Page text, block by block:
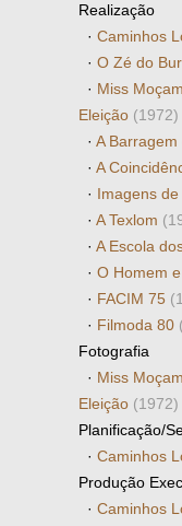
Realização
· Caminhos
· O Zé do
· Miss
Eleição (1972)
· A
· A
· Imagens
· A Texlom
· A Escola
· O Homem
· FACIM 75
· Filmoda 80
Fotografia
· Miss
Eleição (1972)
Planificação/
· Caminhos
Produção
· Caminhos